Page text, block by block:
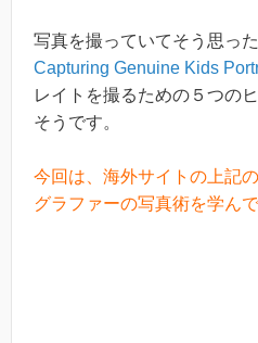
写真を撮っていてそう思った
Capturing Genuine Kids
レイトを撮るための５つの
そうです。
今回は、海外サイトの上記
グラファーの写真術を学んで